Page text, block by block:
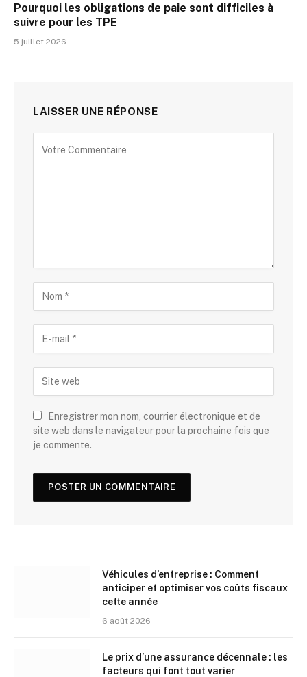
Pourquoi les obligations de paie sont difficiles à
suivre pour les TPE
5 juillet 2026
LAISSER UNE RÉPONSE
Enregistrer mon nom, courrier électronique et de
site web dans le navigateur pour la prochaine fois que
je commente.
Véhicules d’entreprise : Comment
anticiper et optimiser vos coûts fiscaux
cette année
6 août 2026
Le prix d’une assurance décennale : les
facteurs qui font tout varier